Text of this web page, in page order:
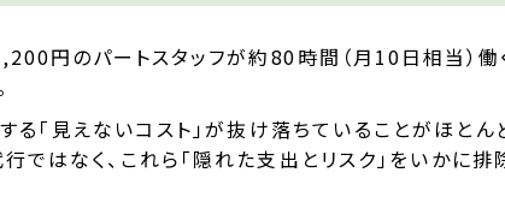
円のパートスタッフが約80時間（月10日相当）働
「見えないコスト」が抜け落ちていることがほとん
ではなく、これら「隠れた支出とリスク」をいかに排